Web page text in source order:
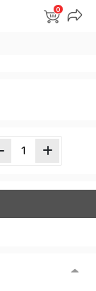
0